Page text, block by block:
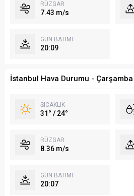
RÜZGAR
7.43 m/s
GÜN BATIMI
20:09
İstanbul Hava Durumu - Çarşamba
SICAKLIK
31° / 24°
RÜZGAR
8.36 m/s
GÜN BATIMI
20:07